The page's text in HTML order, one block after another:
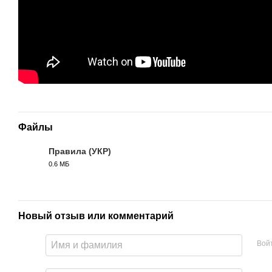
Файлы
Правила (УКР)
0.6 МБ
Новый отзыв или комментарий